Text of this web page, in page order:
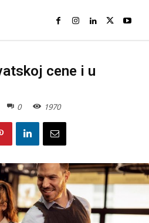
cene i u
0 1970